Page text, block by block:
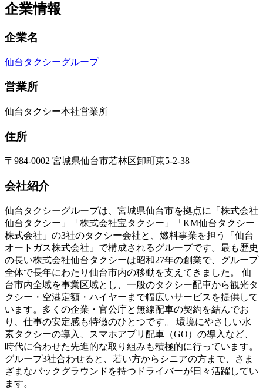
企業情報
企業名
仙台タクシーグループ
営業所
仙台タクシー本社営業所
住所
〒984-0002 宮城県仙台市若林区卸町東5-2-38
会社紹介
仙台タクシーグループは、宮城県仙台市を拠点に「株式会社
仙台タクシー」「株式会社宝タクシー」「KM仙台タクシー
株式会社」の3社のタクシー会社と、燃料事業を担う「仙台
オートガス株式会社」で構成されるグループです。最も歴史
の長い株式会社仙台タクシーは昭和27年の創業で、グループ
全体で長年にわたり仙台市内の移動を支えてきました。 仙
台市内全域を事業区域とし、一般のタクシー配車から観光タ
クシー・空港定額・ハイヤーまで幅広いサービスを提供して
います。多くの企業・官公庁と無線配車の契約を結んでお
り、仕事の安定感も特徴のひとつです。 環境にやさしい水
素タクシーの導入、スマホアプリ配車（GO）の導入など、
時代に合わせた先進的な取り組みも積極的に行っています。
グループ3社合わせると、若い方からシニアの方まで、さま
ざまなバックグラウンドを持つドライバーが日々活躍してい
ます。